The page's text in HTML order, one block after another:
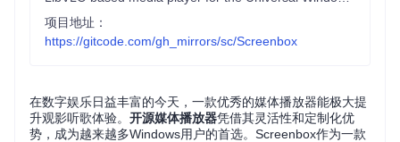
项目地址：
https://gitcode.com/gh_mirrors/sc/Screenbox
在数字娱乐日益丰富的今天，一款优秀的媒体播放器能极大提
升观影听歌体验。 开源媒体播放器凭借其灵活性和定制化优
势，成为越来越多Windows用户的首选。Screenbox作为一款